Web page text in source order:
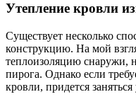
Утепление кровли
Существует несколько
конструкцию. На мой
теплоизоляцию снаружи,
пирога. Однако если
кровли, придется